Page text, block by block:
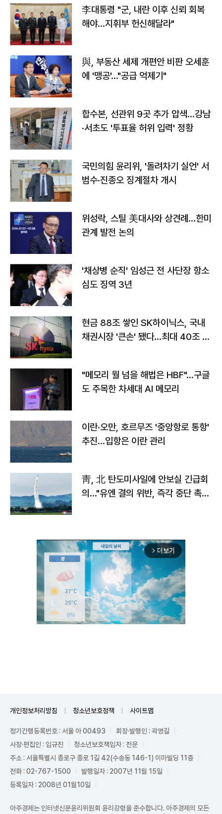
李대통령 "군, 내란 이후 신뢰 회복
해야…지휘부 헌신해달라"
與, 부동산 세제 개편안 비판 오세훈
에 '맹공'…"공급 억제기"
합수본, 선관위 9곳 추가 압색…강남
·서초도 '투표율 허위 입력' 정황
국민의힘 윤리위, '돌려차기 실언' 서
범수·진종오 징계절차 개시
위성락, 스틸 美대사와 상견례…한미
관계 발전 논의
'채상병 순직' 임성근 전 사단장 항소
심도 징역 3년
현금 88조 쌓인 SK하이닉스, 국내
채권시장 '큰손' 됐다…최대 40조 투
"메모리 월 넘을 해법은 HBF"…구글
도 주목한 차세대 AI 메모리
이란·오만, 호르무즈 '중앙항로 통항'
추진…입항은 이란 관리
靑, 北 탄도미사일에 안보실 긴급회
의…"유엔 결의 위반, 즉각 중단 촉
arrow_forward_ios 더보기
개인정보처리방침 청소년보호정책 사이트맵
정기간행등록번호 : 서울 아 00493
회장·발행인 : 곽영길
사장·편집인 : 임규진
청소년보호책임자 : 전운
주소 : 서울특별시 종로구 종로 1길 42(수송동 146-1) 이마빌딩 11층
전화 : 02-767-1500
발행일자 : 2007년 11월 15일
등록일자 : 2008년 01월10일
아주경제는 인터넷신문윤리위원회 윤리강령을 준수합니다. 아주경제의 모든